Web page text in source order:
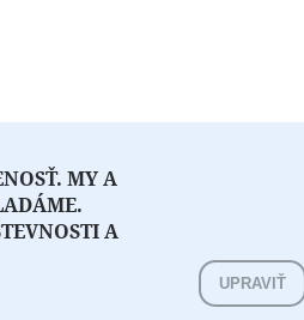
Projekt z verejných fondov podporil
MY A
A
UPRAVIŤ